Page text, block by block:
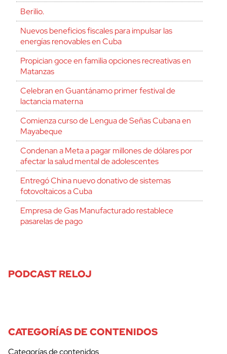
Berilio.
Nuevos beneficios fiscales para impulsar las
energías renovables en Cuba
Propician goce en familia opciones recreativas en
Matanzas
Celebran en Guantánamo primer festival de
lactancia materna
Comienza curso de Lengua de Señas Cubana en
Mayabeque
Condenan a Meta a pagar millones de dólares por
afectar la salud mental de adolescentes
Entregó China nuevo donativo de sistemas
fotovoltaicos a Cuba
Empresa de Gas Manufacturado restablece
pasarelas de pago
PODCAST RELOJ
CATEGORÍAS DE CONTENIDOS